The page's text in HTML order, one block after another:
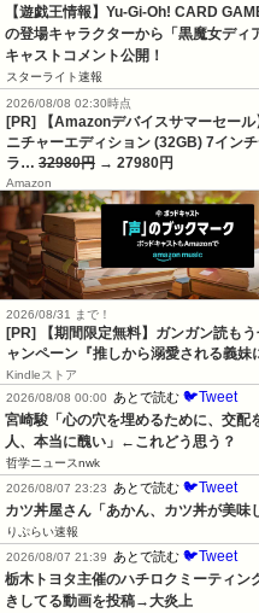
【遊戯王情報】Yu-Gi-Oh! CARD
の登場キャラクターから「黒魔女ディ
キャストコメント公開！
スターライト速報
2026/08/08 02:30時点
[PR] 【Amazonデバイスサマーセー
ニチャーエディション (32GB) 7イン
ラ… 32980円 → 27980円
Amazon
2026/08/31 まで！
[PR] 【期間限定無料】ガンガン読も
ャンペーン『推しから溺愛される義妹
Kindleストア
2026/08/08 00:00
あとで読む 🐦Tweet
宮崎駿「心の穴を埋めるために、交配
人、本当に醜い」←これどう思う？
哲学ニュースnwk
2026/08/07 23:23
あとで読む 🐦Tweet
カツ丼屋さん「あかん、カツ丼が美
りぷらい速報
2026/08/07 21:39
あとで読む 🐦Tweet
栃木トヨタ主催のハチロクミーティ
きしてる動画を投稿→大炎上